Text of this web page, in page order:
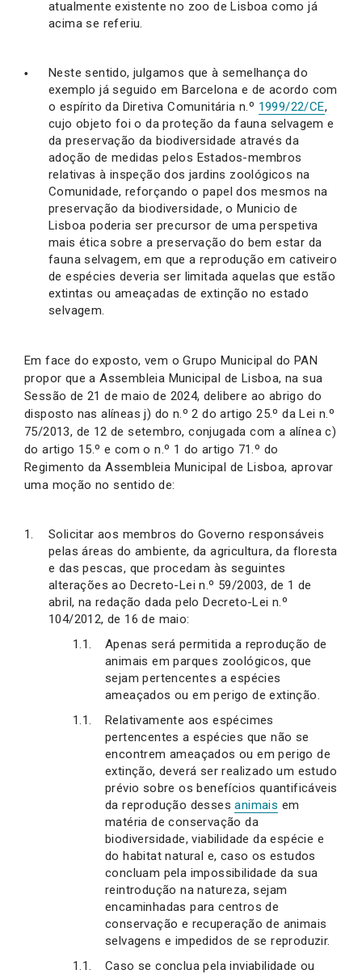
atualmente existente no zoo de Lisboa como já
acima se referiu.
Neste sentido, julgamos que à semelhança do
exemplo já seguido em Barcelona e de acordo com
o espírito da Diretiva Comunitária n.º 1999/22/CE,
cujo objeto foi o da proteção da fauna selvagem e
da preservação da biodiversidade através da
adoção de medidas pelos Estados-membros
relativas à inspeção dos jardins zoológicos na
Comunidade, reforçando o papel dos mesmos na
preservação da biodiversidade, o Municio de
Lisboa poderia ser precursor de uma perspetiva
mais ética sobre a preservação do bem estar da
fauna selvagem, em que a reprodução em cativeiro
de espécies deveria ser limitada aquelas que estão
extintas ou ameaçadas de extinção no estado
selvagem.
Em face do exposto, vem o Grupo Municipal do PAN
propor que a Assembleia Municipal de Lisboa, na sua
Sessão de 21 de maio de 2024, delibere ao abrigo do
disposto nas alíneas j) do n.º 2 do artigo 25.º da Lei n.º
75/2013, de 12 de setembro, conjugada com a alínea c)
do artigo 15.º e com o n.º 1 do artigo 71.º do
Regimento da Assembleia Municipal de Lisboa, aprovar
uma moção no sentido de:
Solicitar aos membros do Governo responsáveis
pelas áreas do ambiente, da agricultura, da floresta
e das pescas, que procedam às seguintes
alterações ao Decreto-Lei n.º 59/2003, de 1 de
abril, na redação dada pelo Decreto-Lei n.º
104/2012, de 16 de maio:
Apenas será permitida a reprodução de
animais em parques zoológicos, que
sejam pertencentes a espécies
ameaçados ou em perigo de extinção.
Relativamente aos espécimes
pertencentes a espécies que não se
encontrem ameaçados ou em perigo de
extinção, deverá ser realizado um estudo
prévio sobre os benefícios quantificáveis
da reprodução dessesanimais em
matéria de conservação da
biodiversidade, viabilidade da espécie e
do habitat natural e, caso os estudos
concluam pela impossibilidade da sua
reintrodução na natureza, sejam
encaminhadas para centros de
conservação e recuperação de animais
selvagens e impedidos de se reproduzir.
Caso se conclua pela inviabilidade ou